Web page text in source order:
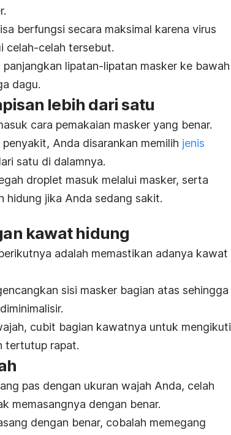
berfungsi secara maksimal karena virus
celah-celah tersebut.
lipatan-lipatan masker ke bawah
dagu.
lebih dari satu
cara pemakaian masker yang benar.
Anda disarankan memilih jenis
satu di dalamnya.
droplet masuk melalui masker, serta
hidung jika Anda sedang sakit.
kawat hidung
adalah memastikan adanya kawat
sisi masker bagian atas sehingga
cubit bagian kawatnya untuk mengikuti
tertutup rapat.
pas dengan ukuran wajah Anda, celah
memasangnya dengan benar.
dengan benar, cobalah memegang